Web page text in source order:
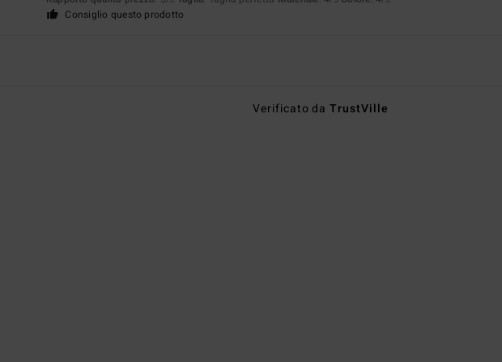
Consiglio questo prodotto
Verificato daTrustVille